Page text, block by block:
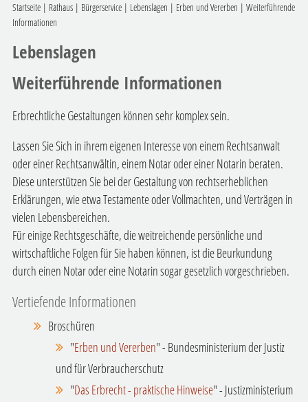
Startseite| Rathaus| Bürgerservice| Lebenslagen | Erben und Vererben | Weiterführende
Informationen
Lebenslagen
Weiterführende Informationen
Erbrechtliche Gestaltungen können sehr komplex sein.
Lassen Sie Sich in ihrem eigenen Interesse von einem Rechtsanwalt
oder einer Rechtsanwältin, einem Notar oder einer Notarin beraten.
Diese unterstützen Sie bei der Gestaltung von rechtserheblichen
Erklärungen, wie etwa Testamente oder Vollmachten, und Verträgen in
vielen Lebensbereichen.
Für einige Rechtsgeschäfte, die weitreichende persönliche und
wirtschaftliche Folgen für Sie haben können, ist die Beurkundung
durch einen Notar oder eine Notarin sogar gesetzlich vorgeschrieben.
Vertiefende Informationen
Broschüren
"Erben und Vererben" - Bundesministerium der Justiz
und für Verbraucherschutz
"Das Erbrecht - praktische Hinweise" - Justizministerium